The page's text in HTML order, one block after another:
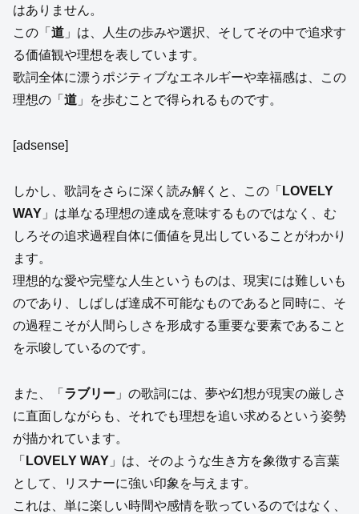
はありません。
この「 道 」は、人生の歩みや選択、そしてその中で追求す
る価値観や理想を表しています。
歌詞全体に漂うポジティブなエネルギーや幸福感は、この
理想の「 道 」を歩むことで得られるものです。
[adsense]
しかし、歌詞をさらに深く読み解くと、この「 LOVELY
WAY 」は単なる理想の達成を意味するものではなく、む
しろその追求過程自体に価値を見出していることがわかり
ます。
理想的な愛や完璧な人生というものは、現実には難しいも
のであり、しばしば達成不可能なものであると同時に、そ
の過程こそが人間らしさを形成する重要な要素であること
を示唆しているのです。
また、「 ラブリー 」の歌詞には、夢や幻想が現実の厳しさ
に直面しながらも、それでも理想を追い求めるという姿勢
が描かれています。
「 LOVELY WAY 」は、そのような生き方を象徴する言葉
として、リスナーに強い印象を与えます。
これは、単に楽しい時間や感情を歌っているのではなく、